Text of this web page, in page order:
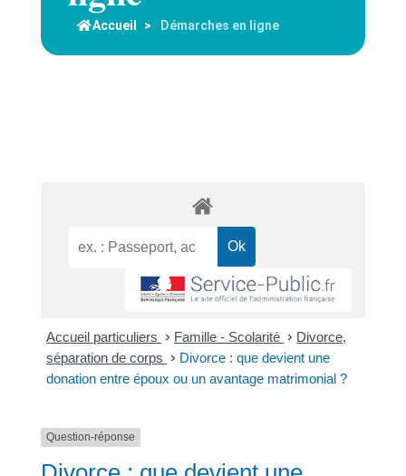
Accueil > Démarches en ligne
Accueil particuliers > Famille - Scolarité > Divorce,
séparation de corps > Divorce : que devient une
donation entre époux ou un avantage matrimonial ?
Question-réponse